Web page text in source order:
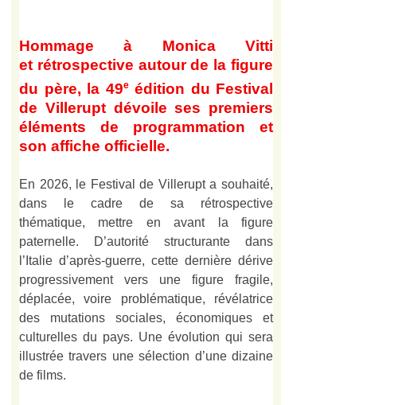
Hommage à Monica Vitti
et rétrospective autour de la figure
du père, la 49e édition du Festival
de Villerupt dévoile ses premiers
éléments de programmation et
son affiche officielle.
En 2026, le Festival de Villerupt a souhaité,
dans le cadre de sa rétrospective
thématique, mettre en avant la figure
paternelle. D’autorité structurante dans
l’Italie d’après-guerre, cette dernière dérive
progressivement vers une figure fragile,
déplacée, voire problématique, révélatrice
des mutations sociales, économiques et
culturelles du pays. Une évolution qui sera
illustrée travers une sélection d’une dizaine
de films.